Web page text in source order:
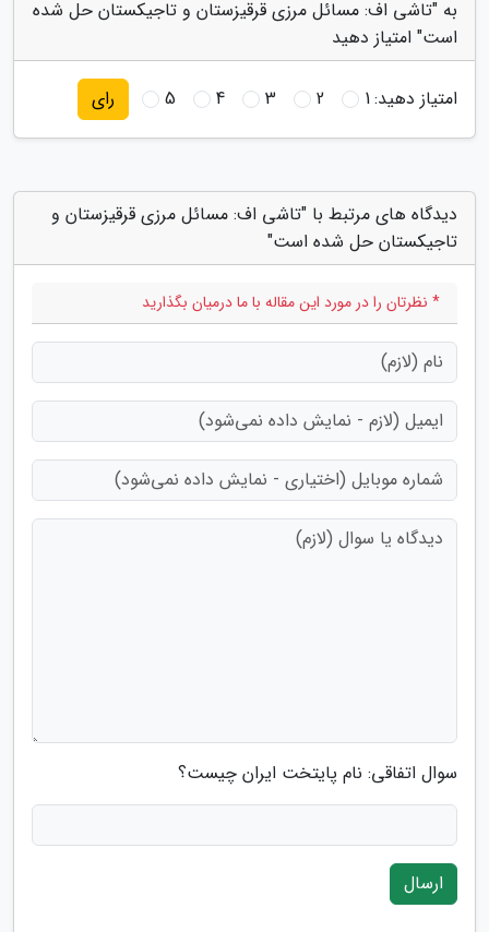
به "تاشی اف: مسائل مرزی قرقیزستان و تاجیکستان حل شده
است" امتیاز دهید
امتیاز دهید:1
2
3
4
5 رای
دیدگاه های مرتبط با "تاشی اف: مسائل مرزی قرقیزستان و
تاجیکستان حل شده است"
* نظرتان را در مورد این مقاله با ما درمیان بگذارید
سوال اتفاقی: نام پایتخت ایران چیست؟
ارسال